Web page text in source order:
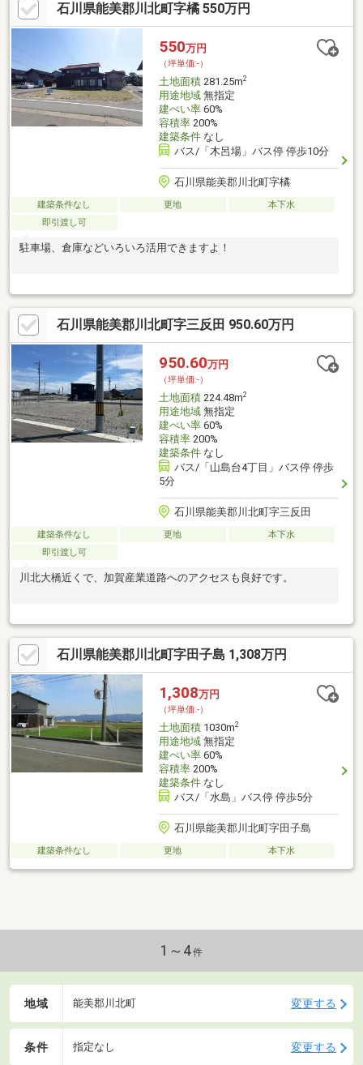
石川県能美郡川北町字橘 550万円
550万円
（坪単価:-）
土地面積281.25m2
用途地域無指定
建ぺい率60%
容積率200%
建築条件なし
バス/「木呂場」バス停 停歩10分
石川県能美郡川北町字橘
建築条件なし 更地
本下水
即引渡し可
駐車場、倉庫などいろいろ活用できますよ！
石川県能美郡川北町字三反田 950.60万円
950.60万円
（坪単価:-）
土地面積224.48m2
用途地域無指定
建ぺい率60%
容積率200%
建築条件なし
バス/「山島台4丁目」バス停 停歩
5分
石川県能美郡川北町字三反田
建築条件なし 更地
本下水
即引渡し可
川北大橋近くで、加賀産業道路へのアクセスも良好です。
石川県能美郡川北町字田子島 1,308万円
1,308万円
（坪単価:-）
土地面積1030m2
用途地域無指定
建ぺい率60%
容積率200%
建築条件なし
バス/「水島」バス停 停歩5分
石川県能美郡川北町字田子島
建築条件なし 更地 本下水
1～4件
地域 能美郡川北町 変更する
条件 指定なし 変更する